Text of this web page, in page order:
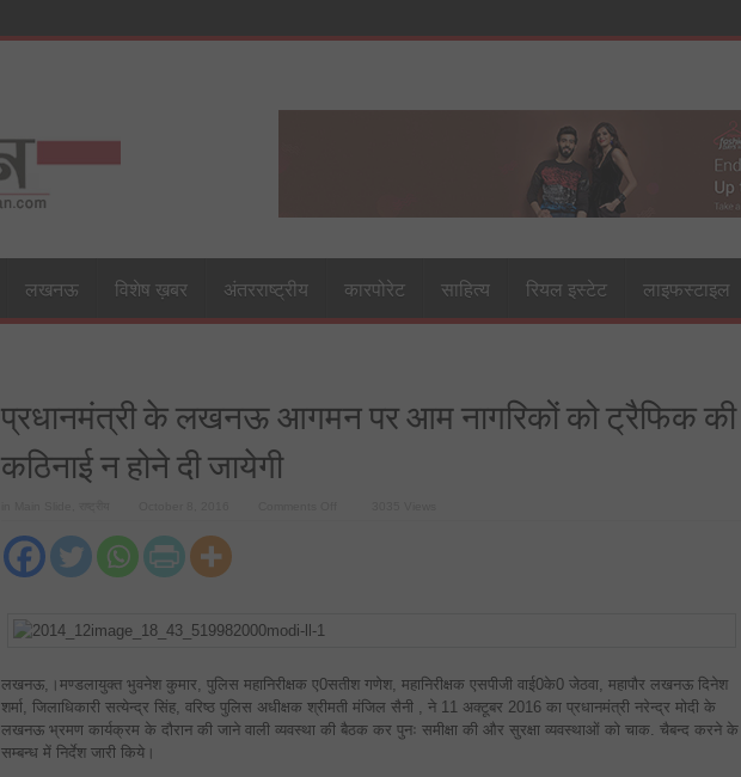
लखनऊ विशेष ख़बर अंतरराष्ट्रीय कारपोरेट साहित्य रियल इस्टेट लाइफस्टाइल
प्रधानमंत्री के लखनऊ आगमन पर आम नागरिकों को ट्रैफिक की
कठिनाई न होने दी जायेगी
होने
दी
लखनऊ,।मण्डलायुक्त भुवनेश कुमार, पुलिस महानिरीक्षक ए0सतीश गणेश, महानिरीक्षक एसपीजी वाई0के0 जेठवा, महापौर लखनऊ दिनेश
शर्मा, जिलाधिकारी सत्येन्द्र सिंह, वरिष्ठ पुलिस अधीक्षक श्रीमती मंजिल सैनी , ने 11 अक्टूबर 2016 का प्रधानमंत्री नरेन्द्र मोदी के
लखनऊ भ्रमण कार्यक्रम के दौरान की जाने वाली व्यवस्था की बैठक कर पुनः समीक्षा की और सुरक्षा व्यवस्थाओं को चाक. चैबन्द करने के
सम्बन्ध में निर्देश जारी किये।